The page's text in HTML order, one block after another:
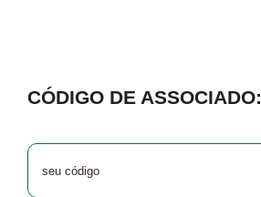
CÓDIGO DE ASSOCIADO: